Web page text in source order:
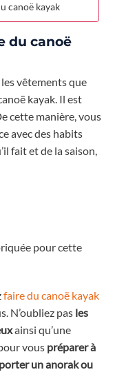
canoë kayak
du canoë
vêtements que
kayak. Il est
cette manière, vous
avec des habits
fait et de la saison,
pour cette
faire du canoë kayak
N’oubliez pas les
ainsi qu’une
vous préparer à
un anorak ou